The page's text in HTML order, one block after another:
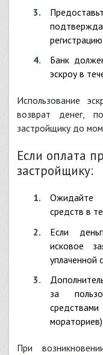
Предоставьте документы,
регистрацию
Банк должен вернуть вам деньги со счета
эскроу в
Использование
возврат денег,
застройщику до
Если оплата
застройщику:
Ожидайте добровольного возврата
средств в
Если деньги не вернули, подготовьте
исковое
уплаченной
Дополнительно можно требовать проценты
за
мораториев)
При